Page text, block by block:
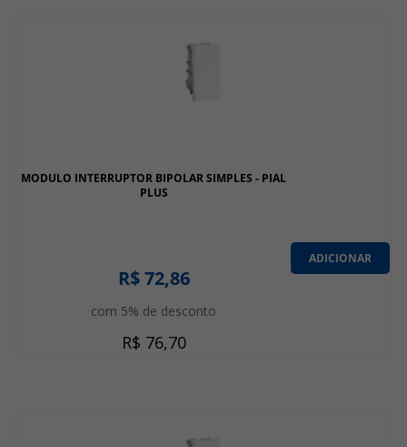
MODULO INTERRUPTOR BIPOLAR SIMPLES - PIAL
PLUS
R$ 72,86
com 5% de desconto
R$ 76,70
ADICIONAR